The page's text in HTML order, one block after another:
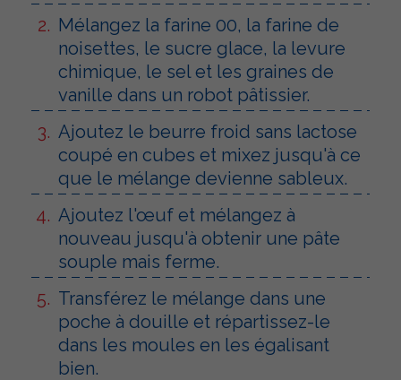
Mélangez la farine 00, la farine de
noisettes, le sucre glace, la levure
chimique, le sel et les graines de
vanille dans un robot pâtissier.
Ajoutez le beurre froid sans lactose
coupé en cubes et mixez jusqu'à ce
que le mélange devienne sableux.
Ajoutez l'œuf et mélangez à
nouveau jusqu'à obtenir une pâte
souple mais ferme.
Transférez le mélange dans une
poche à douille et répartissez-le
dans les moules en les égalisant
bien.